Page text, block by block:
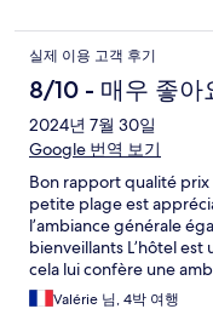
실제 이용 고객 후기
8/10 - 매우 좋아
2024년 7월 30일
Google 번역 보기
Bon rapport qualité prix
petite plage est
l’ambiance générale
bienveillants L’hôtel est
cela lui confère une
serait le manque de
franchement même
Valérie 님, 4박 여행